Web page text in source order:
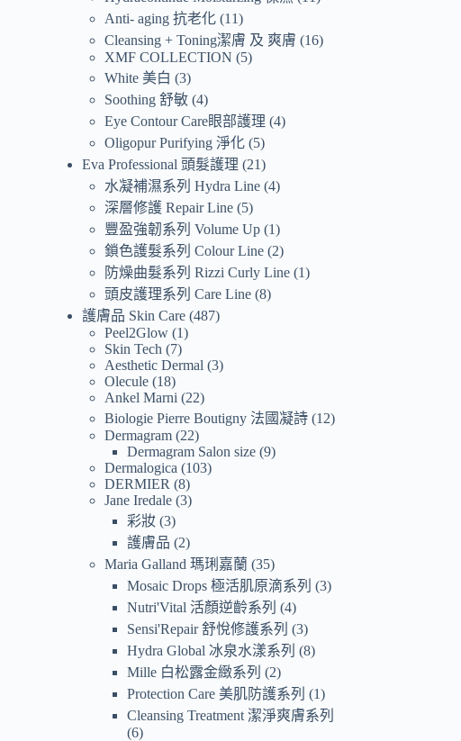
Anti- aging 抗老化 11
Cleansing + Toning潔膚 及 爽膚
16
XMF COLLECTION
5
White 美白
3
Soothing 舒敏 4
Eye Contour Care眼部護理 4
Oligopur Purifying 淨化 5
Eva Professional 頭髮護理
21
水凝補濕系列 Hydra Line 4
深層修護 Repair Line 5
豐盈強韌系列 Volume Up 1
鎖色護髮系列 Colour Line 2
防燥曲髮系列 Rizzi Curly Line 1
頭皮護理系列 Care Line 8
護膚品 Skin Care 487
Peel2Glow 1
Skin Tech
7
Aesthetic Dermal 3
Olecule 18
Ankel Marni
22
Biologie Pierre Boutigny 法國凝詩 12
Dermagram 22
Dermagram Salon size 9
Dermalogica
103
DERMIER
8
Jane Iredale 3
彩妝 3
護膚品
2
Maria Galland 瑪琍嘉蘭 35
Mosaic Drops 極活肌原滴系列
3
Nutri'Vital 活顏逆齡系列
4
Sensi'Repair 舒悅修護系列
3
Hydra Global 冰泉水漾系列
8
Mille 白松露金緻系列
2
Protection Care 美肌防護系列
1
Cleansing Treatment 潔淨爽膚系列
6